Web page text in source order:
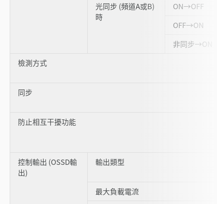
光同步 (頻道A或B)
時
ON→OFF
OFF→ON
非同步→ON
檢測方式
同步
防止相互干擾功能
控制輸出 (OSSD輸
出)
輸出類型
最大負載電流